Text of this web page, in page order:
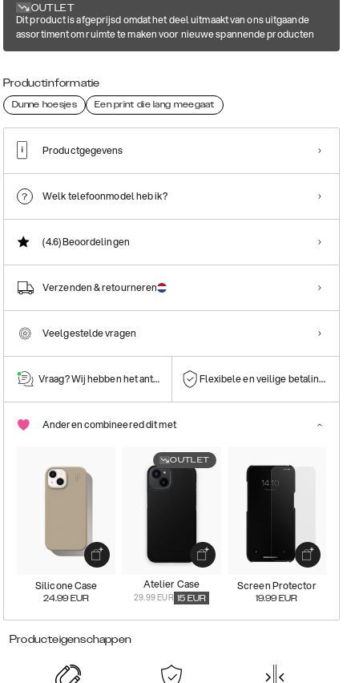
OUTLET
Dit product is afgeprijsd omdat het deel uitmaakt van ons uitgaande
assortiment om ruimte te maken voor nieuwe spannende producten
Productinformatie
Dunne hoesjes Een print die lang meegaat
Productgegevens
Welk telefoonmodel heb ik?
(4.6)Beoordelingen
Verzenden & retourneren
Veelgestelde vragen
Vraag? Wij hebben het antwoord! Flexibele en veilige betalingen
Anderen combineered dit met
Silicone Case
24.99 EUR
OUTLET
Atelier Case
29.99 EUR 15 EUR
Screen Protector
19.99 EUR
Producteigenschappen